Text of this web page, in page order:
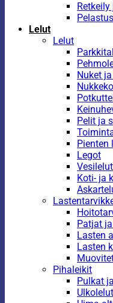
Lelut
Lelut
Nuket
Pelit ja
Pienten
Legot
Vesilelut
Koti- ja
Patjat
Lasten
Lasten
Pihaleikit
Pulkat
Ulkolelut